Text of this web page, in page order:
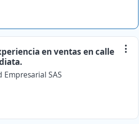
en ventas en calle
SAS